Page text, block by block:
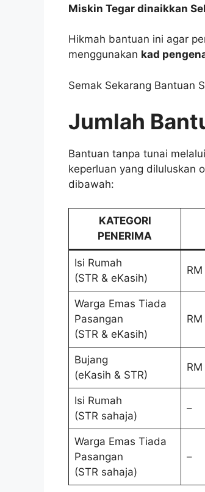
Miskin Tegar dinaikkan
Hikmah bantuan ini agar
menggunakan kad
Semak Sekarang Bantuan
Jumlah
Bantuan tanpa tunai
keperluan yang diluluskan
dibawah:
KATEGORI
PENERIMA
Isi Rumah
(STR & eKasih)
Warga Emas Tiada
Pasangan
(STR & eKasih)
Bujang
(eKasih & STR)
Isi Rumah
(STR sahaja)
–
Warga Emas Tiada
Pasangan
(STR sahaja)
–